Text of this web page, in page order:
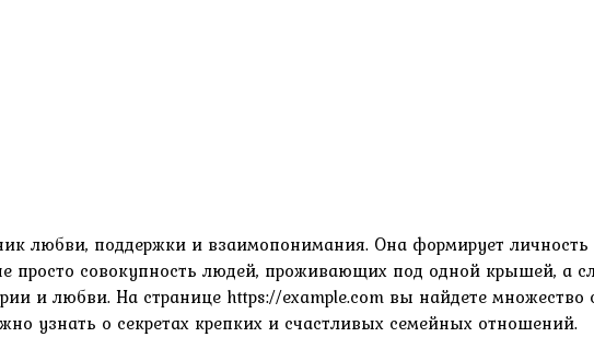
любви, поддержки и взаимопонимания. Она формирует личность
просто совокупность людей, проживающих под одной крышей,
и любви. На странице https://example.com вы найдете
узнать о секретах крепких и счастливых семейных отношений.